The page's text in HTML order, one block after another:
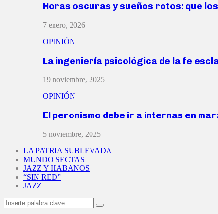
Horas oscuras y sueños rotos: que
7 enero, 2026
OPINIÓN
La ingeniería psicológica de la fe
19 noviembre, 2025
OPINIÓN
El peronismo debe ir a internas en
5 noviembre, 2025
LA PATRIA SUBLEVADA
MUNDO SECTAS
JAZZ Y HABANOS
“SIN RED”
JAZZ
Search
for:
Search